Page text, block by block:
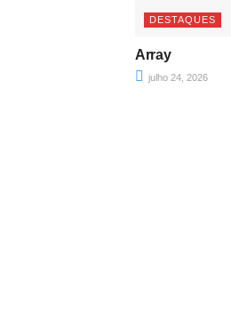
DESTAQUES
Array
julho 24, 2026